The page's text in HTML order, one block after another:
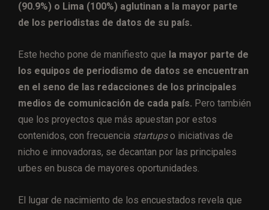
(90.9%) o Lima (100%) aglutinan a la mayor parte
de los periodistas de datos de su país.
Este hecho pone de manifiesto que la mayor parte de
los equipos de periodismo de datos se encuentran
en el seno de las redacciones de los principales
medios de comunicación de cada país. Pero también
que los proyectos que más apuestan por estos
contenidos, con frecuencia startupso iniciativas de
nicho e innovadoras, se decantan por las principales
urbes en busca de mayores oportunidades.
El lugar de nacimiento de los encuestados revela que